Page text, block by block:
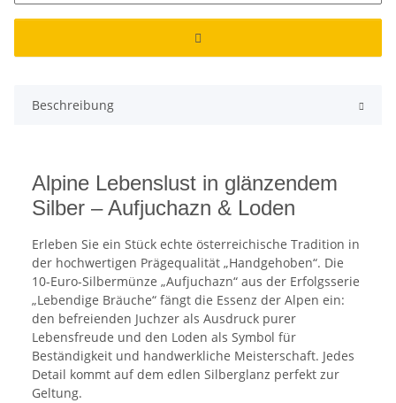
Beschreibung
Alpine Lebenslust in glänzendem
Silber – Aufjuchazn & Loden
Erleben Sie ein Stück echte österreichische Tradition in
der hochwertigen Prägequalität „Handgehoben“. Die
10-Euro-Silbermünze „Aufjuchazn“ aus der Erfolgsserie
„Lebendige Bräuche“ fängt die Essenz der Alpen ein:
den befreienden Juchzer als Ausdruck purer
Lebensfreude und den Loden als Symbol für
Beständigkeit und handwerkliche Meisterschaft. Jedes
Detail kommt auf dem edlen Silberglanz perfekt zur
Geltung.